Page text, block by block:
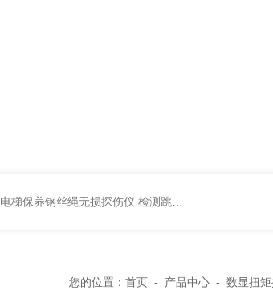
电梯保养钢丝绳无损探伤仪 检测跳丝/断丝 5-300N.m
您的位置： 首页- 产品中心- 数显扭